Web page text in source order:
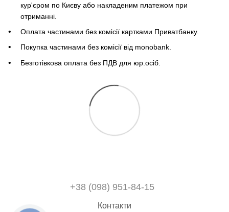
кур'єром по Києву або накладеним платежом при
отриманні.
Оплата частинами без комісії картками Приватбанку.
Покупка частинами без комісії від monobank.
Безготівкова оплата без ПДВ для юр.осіб.
+38 (098) 951-84-15
Контакти